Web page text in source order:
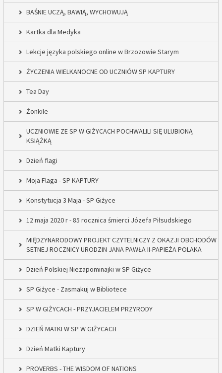
BAŚNIE UCZĄ, BAWIĄ, WYCHOWUJĄ
Kartka dla Medyka
Lekcje języka polskiego online w Brzozowie Starym
ŻYCZENIA WIELKANOCNE OD UCZNIÓW SP KAPTURY
Tea Day
Żonkile
UCZNIOWIE ZE SP W GIŻYCACH POCHWALILI SIĘ ULUBIONĄ
KSIĄŻKĄ
Dzień flagi
Moja Flaga - SP KAPTURY
Konstytucja 3 Maja - SP Giżyce
12 maja 2020 r - 85 rocznica śmierci Józefa Piłsudskiego
MIĘDZYNARODOWY PROJEKT CZYTELNICZY Z OKAZJI OBCHODÓW
SETNEJ ROCZNICY URODZIN JANA PAWŁA II-PAPIEŻA POLAKA
Dzień Polskiej Niezapominajki w SP Giżyce
SP Giżyce - Zasmakuj w Bibliotece
SP W GIŻYCACH - PRZYJACIELEM PRZYRODY
DZIEŃ MATKI W SP W GIŻYCACH
Dzień Matki Kaptury
PROVERBS - THE WISDOM OF NATIONS